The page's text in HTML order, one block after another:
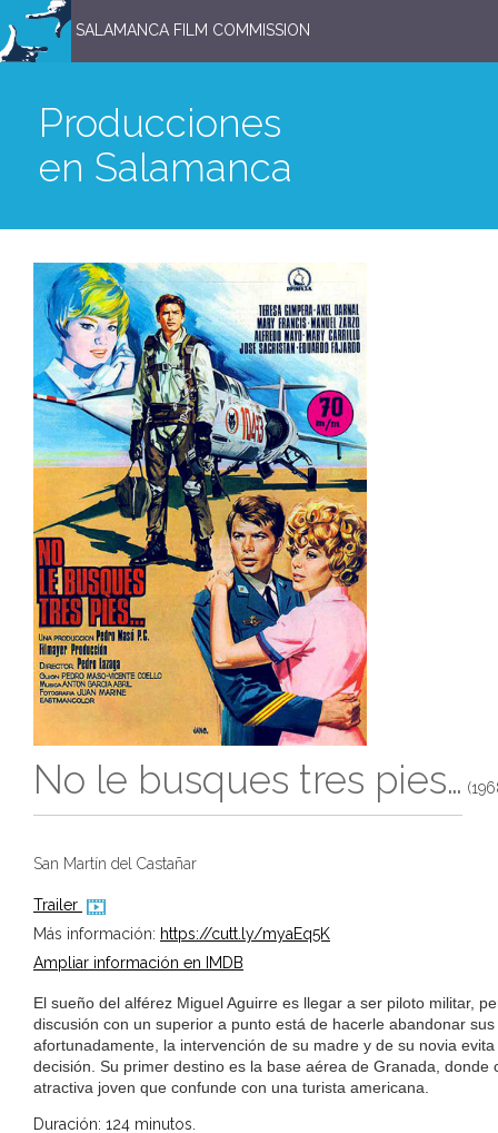
SALAMANCA FILM COMMISSION
Producciones
en Salamanca
No le busques tres pies…
San Martín del Castañar
Trailer
Más información: https://cutt.ly/myaEq5K
Ampliar información en IMDB
El sueño del alférez Miguel Aguirre es llegar a ser piloto militar,
discusión con un superior a punto está de hacerle abandonar
afortunadamente, la intervención de su madre y de su novia
decisión. Su primer destino es la base aérea de Granada, donde
atractiva joven que confunde con una turista americana.
Duración: 124 minutos.